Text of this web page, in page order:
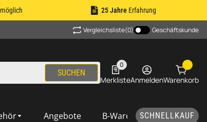
möglich 25 JahreErfahrung
Vergleichsliste(0) Geschäftskunde
SUCHEN
0
0 Produkte in der Liste
MerklisteAnmeldenWarenkorb
Angebote B-Ware SCHNELLKAUF